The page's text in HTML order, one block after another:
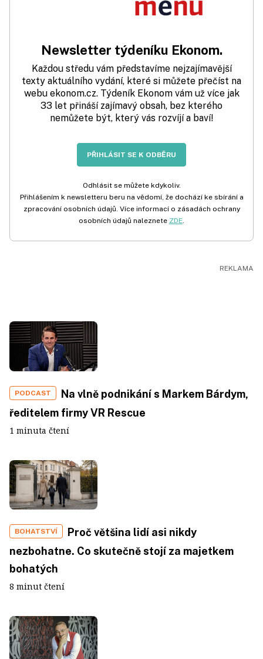
Newsletter týdeníku Ekonom.
Každou středu vám představíme nejzajímavější
texty aktuálního vydání, které si můžete přečíst na
webu ekonom.cz. Týdeník Ekonom vám už více jak
33 let přináší zajímavý obsah, bez kterého
nemůžete být, který vás rozvíjí a baví!
PŘIHLÁSIT SE K ODBĚRU
Odhlásit se můžete kdykoliv.
Přihlášením k newsletteru beru na vědomí, že dochází ke sbírání a
zpracování osobních údajů. Více informací o zásadách ochrany
osobních údajů naleznete ZDE.
PODCAST
Na vlně podnikání s Markem Bárdym,
ředitelem firmy VR Rescue
1 minuta čtení
BOHATSTVÍ
Proč většina lidí asi nikdy
nezbohatne. Co skutečně stojí za majetkem
bohatých
8 minut čtení